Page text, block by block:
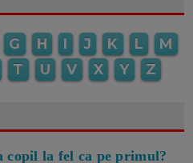
G H I J K L
M
T U V X Y Z
copil la fel ca pe primul?